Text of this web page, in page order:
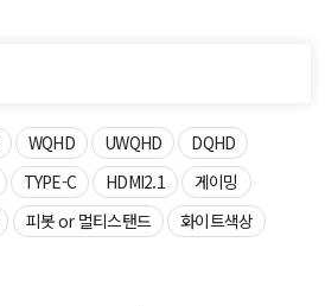
WQHD UWQHD
DQHD
TYPE-C HDMI2.1
게이밍
피봇 or 멀티스탠드
화이트색상